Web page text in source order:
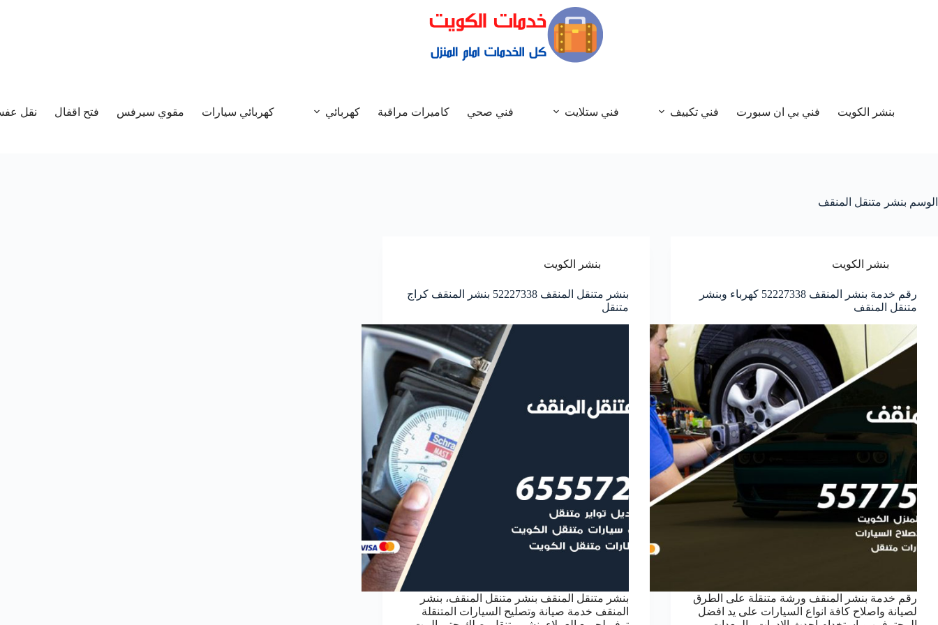
بنشر الكويت فني بي ان سبورت فني تكييف فني ستلايت فني صحي كاميرات مراقبة كهربائي كهربائي سيارات مقوي سيرفس فتح اقفال نقل
الوسم بنشر متنقل المنقف
بنشر الكويت
رقم خدمة بنشر المنقف 52227338 كهرباء وبنشر
متنقل المنقف
رقم خدمة بنشر المنقف ورشة متنقلة على الطرق
لصيانة واصلاح كافة انواع السيارات على يد افضل
بنشر الكويت
بنشر متنقل المنقف 52227338 بنشر المنقف كراج
متنقل
بنشر متنقل المنقف بنشر متنقل المنقف، بنشر
المنقف خدمة صيانة وتصليح السيارات المتنقلة